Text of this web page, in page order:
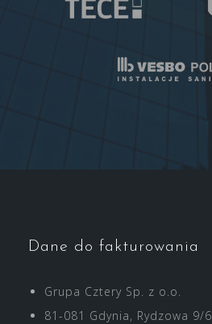
Dane do fakturowania
Grupa Cztery Sp. z o.o.
81-081 Gdynia, Rydzowa 9/6